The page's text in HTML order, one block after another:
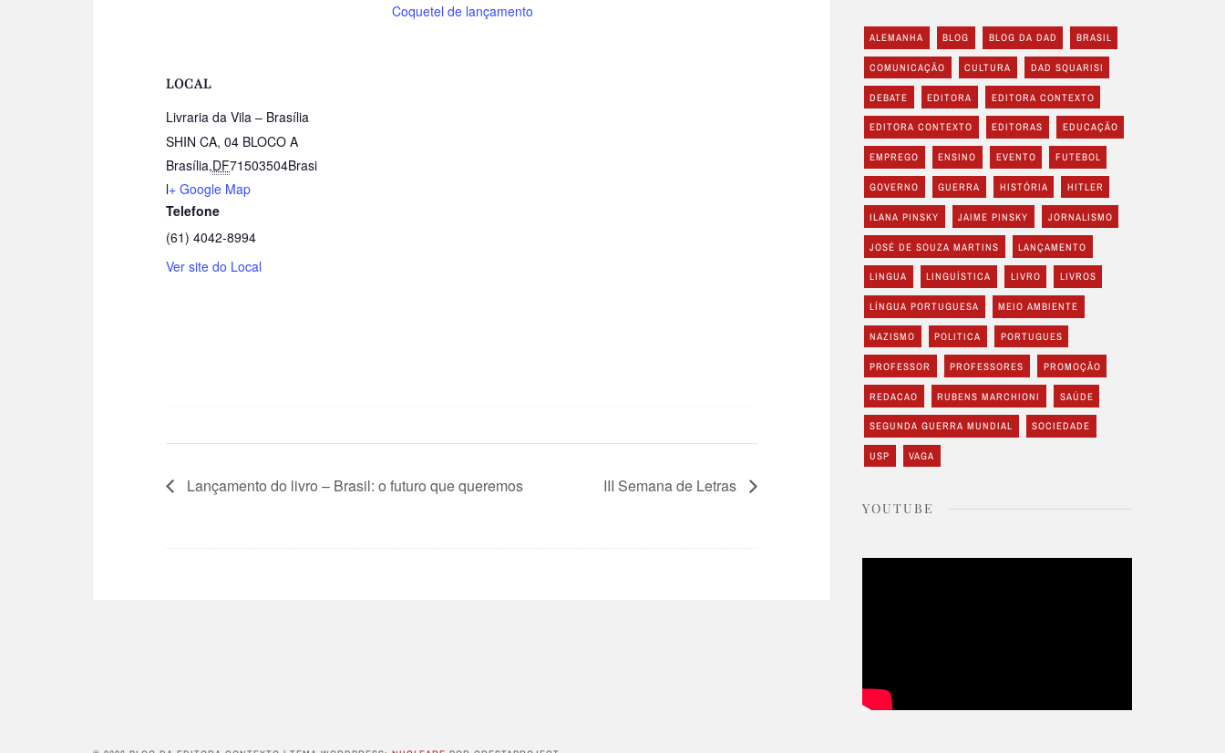
Coquetel de lançamento
LOCAL
Livraria da Vila – Brasília
SHIN CA, 04 BLOCO A
Brasília,DF71503504Brasi
l+ Google Map
Telefone
(61) 4042-8994
Ver site do Local
Lançamento do livro – Brasil: o futuro que queremos III Semana de Letras
ALEMANHA BLOG BLOG DA DAD BRASIL
COMUNICAÇÃO CULTURA DAD SQUARISI
DEBATE EDITORA EDITORA CONTEXTO
EDITORA CONTEXTO EDITORAS EDUCAÇÃO
EMPREGO ENSINO EVENTO FUTEBOL
GOVERNO GUERRA HISTÓRIA HITLER
ILANA PINSKY JAIME PINSKY JORNALISMO
JOSÉ DE SOUZA MARTINS LANÇAMENTO
LINGUA LINGUÍSTICA LIVRO LIVROS
LÍNGUA PORTUGUESA MEIO AMBIENTE
NAZISMO POLITICA PORTUGUES
PROFESSOR PROFESSORES PROMOÇÃO
REDACAO RUBENS MARCHIONI SAÚDE
SEGUNDA GUERRA MUNDIAL SOCIEDADE
USP VAGA
YOUTUBE